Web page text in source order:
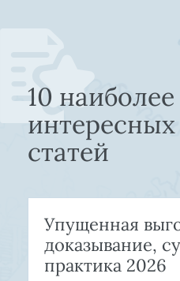
10 наиболее
интересных
статей
Упущенная
доказывание,
практика 2026